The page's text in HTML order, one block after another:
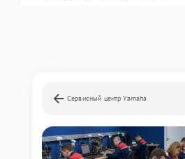
Сервисный центр Yamaha